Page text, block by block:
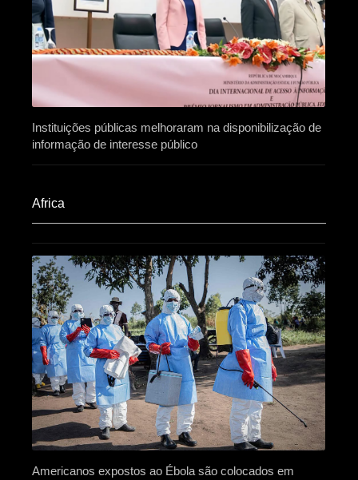
Instituições públicas melhoraram na disponibilização de
informação de interesse público
Africa​
Americanos expostos ao Ébola são colocados em